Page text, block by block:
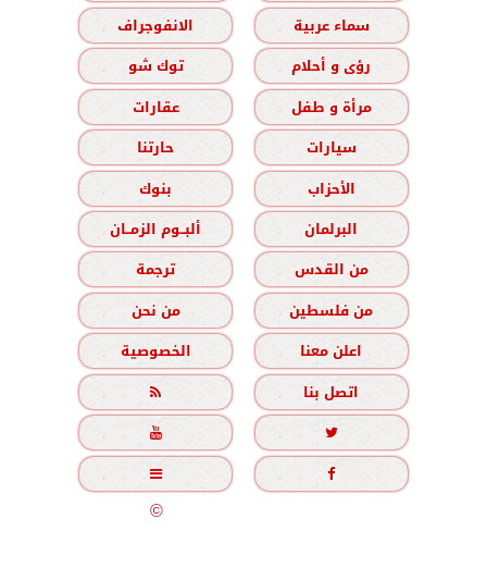
سماء عربية
الانفوجراف
رؤى و أحلام
توك شو
مرأة و طفل
عقارات
سيارات
حارتنا
الأحزاب
بنوك
البرلمان
ألبــوم الزمــان
من القدس
ترجمة
من فلسطين
من نحن
اعلن معنا
الخصوصية
اتصل بنا





جميع الحقوق محفوظة©